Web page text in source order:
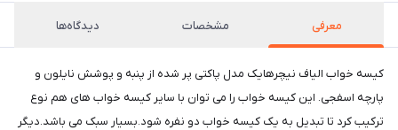
معرفی مشخصات دیدگاه‌ها
کیسه خواب الیاف نیچرهایک مدل پاکتی پر شده از پنبه و پوشش نایلون و
پارچه اسفجی. این کیسه خواب را می توان با سایر کیسه خواب های هم نوع
ترکیب کرد تا تبدیل به یک کیسه خواب دو نفره شود.بسیار سبک می باشد.دیگر